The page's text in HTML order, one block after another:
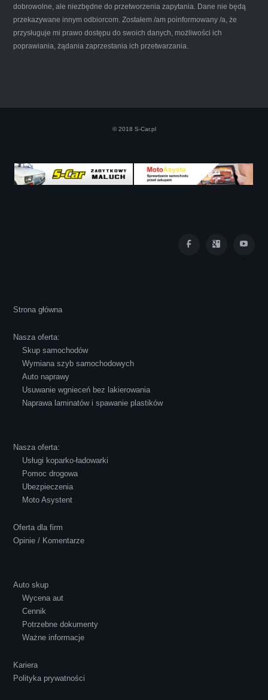
Iwona Górska
naprawde ludzki, nie zdziera, nie oszukuje.
atmosferze, czego z reguły nie można
powiedzieć o innych firmach tego type.
Pozdrawiam i polecam!
Polecam S-Car.pl, szybka i bardzo miła
dobrowolne, ale niezbędne do przetworzenia zapytania. Dane nie będą
przekazywane innym odbiorcom. Zostałem /am poinformowany /a, że
przysługuje mi prawo dostępu do swoich danych, możliwości ich
poprawiania, żądania zaprzestania ich przetwarzania.
© 2018 S-Car.pl
Strona główna
Nasza oferta:
Skup samochodów
Wymiana szyb samochodowych
Auto naprawy
Usuwanie wgnieceń bez lakierowania
Naprawa laminatów i spawanie plastików
Nasza oferta:
Usługi koparko-ładowarki
Pomoc drogowa
Ubezpieczenia
Moto Asystent
Oferta dla firm
Opinie / Komentarze
Auto skup
Wycena aut
Cennik
Potrzebne dokumenty
Ważne informacje
Kariera
Polityka prywatności